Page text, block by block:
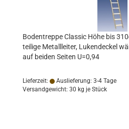
Bodentreppe Classic Höhe bis
teilige Metallleiter, Lukendeckel
auf beiden Seiten U=0,94
Lieferzeit:
Auslieferung: 3-4 Tage
Versandgewicht: 30 kg je Stück